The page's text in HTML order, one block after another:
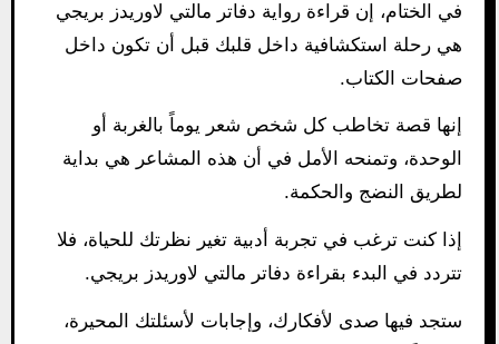
في الختام، إن قراءة رواية دفاتر مالتي لاوريدز بريجي
هي رحلة استكشافية داخل قلبك قبل أن تكون داخل
صفحات الكتاب.
إنها قصة تخاطب كل شخص شعر يوماً بالغربة أو
الوحدة، وتمنحه الأمل في أن هذه المشاعر هي بداية
لطريق النضج والحكمة.
إذا كنت ترغب في تجربة أدبية تغير نظرتك للحياة، فلا
تتردد في البدء بقراءة دفاتر مالتي لاوريدز بريجي.
ستجد فيها صدى لأفكارك، وإجابات لأسئلتك المحيرة،